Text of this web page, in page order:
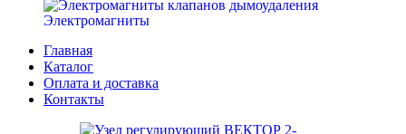
Электромагниты
Главная
Каталог
Оплата и доставка
Контакты